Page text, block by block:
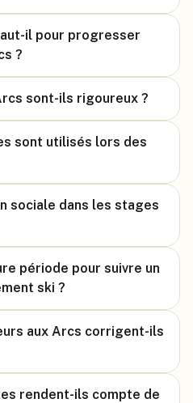
il pour progresser
?
sont-ils rigoureux ?
sont utilisés lors des
sociale dans les stages
période pour suivre un
ski ?
aux Arcs corrigent-ils
rendent-ils compte de